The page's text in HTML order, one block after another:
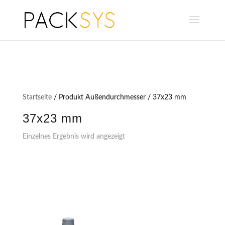
Startseite/ Produkt Außendurchmesser / 37x23 mm
37x23 mm
Einzelnes Ergebnis wird angezeigt